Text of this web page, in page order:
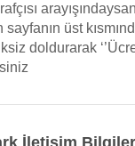
üst
doldurarak
İletişim